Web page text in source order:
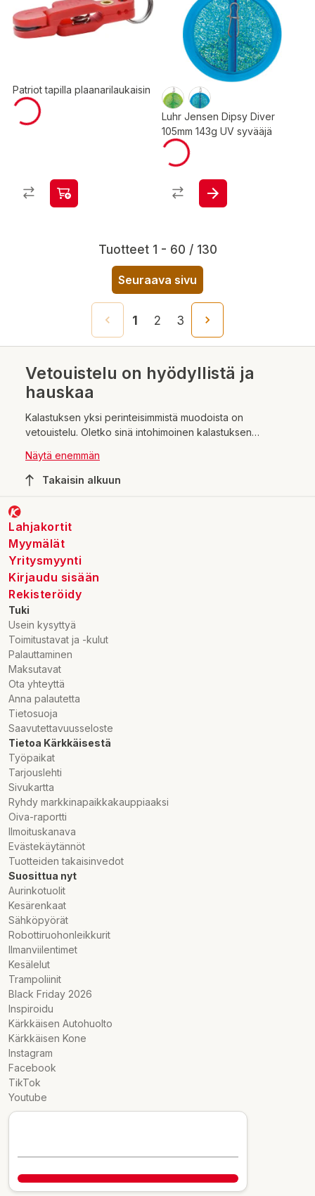
Patriot tapilla plaanarilaukaisin
Luhr Jensen Dipsy Diver
105mm 143g UV syvääjä
Tuotteet 1 - 60 / 130
Seuraava sivu
1 2 3
Vetouistelu on hyödyllistä ja
hauskaa
Kalastuksen yksi perinteisimmistä muodoista on
vetouistelu. Oletko sinä intohimoinen kalastuksen
vetouisteluun ja muuhun kalastukseen? Alkuun
vetouistelussa pääsee jo yhdellä vavalla. Kun
tarvittavat vetouisteluvälineet tämän kiehtovan
harrastuksen parissa touhuamiseen. Tervetuloa
tutustumaan valikoimaamme!
Näytä enemmän
Takaisin alkuun
Lahjakortit
Myymälät
Yritysmyynti
Kirjaudu sisään
Rekisteröidy
Tuki
Usein kysyttyä
Toimitustavat ja -kulut
Palauttaminen
Maksutavat
Ota yhteyttä
Anna palautetta
Tietosuoja
Saavutettavuusseloste
Tietoa Kärkkäisestä
Työpaikat
Tarjouslehti
Sivukartta
Ryhdy markkinapaikkakauppiaaksi
Oiva-raportti
Ilmoituskanava
Evästekäytännöt
Tuotteiden takaisinvedot
Suosittua nyt
Aurinkotuolit
Kesärenkaat
Sähköpyörät
Robottiruohonleikkurit
Ilmanviilentimet
Kesälelut
Trampoliinit
Black Friday 2026
Inspiroidu
Kärkkäisen Autohuolto
Kärkkäisen Kone
Instagram
Facebook
TikTok
Youtube